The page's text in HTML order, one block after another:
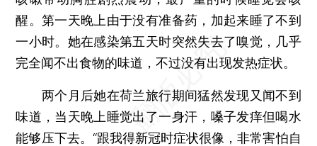
醒。第一天晚上由于没有准备药，加起来睡了不到
一小时。她在感染第五天时突然失去了嗅觉，几乎
完全闻不出食物的味道，不过没有出现发热症状。
两个月后她在荷兰旅行期间猛然发现又闻不到
味道，当天晚上睡觉出了一身汗，嗓子发痒但喝水
能够压下去。“跟我得新冠时症状很像，非常害怕自